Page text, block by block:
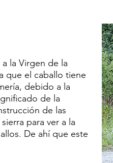
la Virgen de la
que el caballo tiene
debido a la
de la
de las
para ver a la
De ahí que este